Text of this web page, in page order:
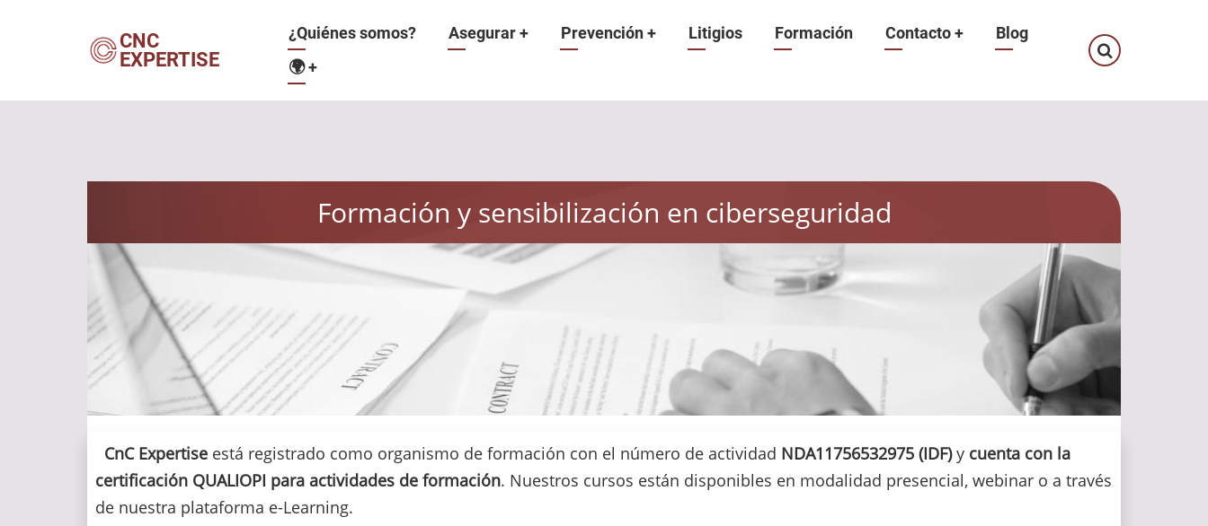
CNC
EXPERTISE
Navegación
principal
¿Quiénes somos? Asegurar+ Prevención+ Litigios Formación Contacto+
Blog
🌍+
Formación y sensibilización en ciberseguridad
CnC Expertise está registrado como organismo de formación con el número de actividad NDA11756532975 (IDF)y cuenta con la
certificación QUALIOPI para actividades de formación. Nuestros cursos están disponibles en modalidad presencial, webinar o a través
de nuestra plataforma e-Learning.